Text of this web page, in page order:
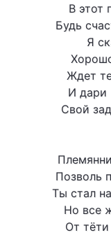
В этот
Будь
Я
Ждет
И дари
Свой
Позволь
Ты стал
Но все
От